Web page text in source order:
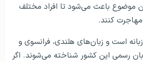
موضوع باعث می‌شود تا افراد مختلف
مهاجرت کنند.
است و زبان‌های هلندی، فرانسوی و
رسمی این کشور شناخته می‌شوند. اگر